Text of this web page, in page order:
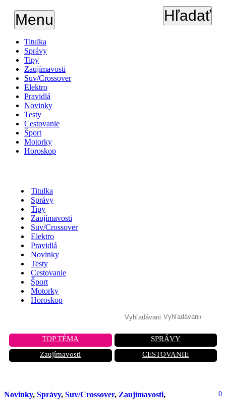
Menu Hľadať
Titulka
Správy
Tipy
Zaujímavosti
Suv/Crossover
Elektro
Pravidlá
Novinky
Testy
Cestovanie
Šport
Motorky
Horoskop
Titulka
Správy
Tipy
Zaujímavosti
Suv/Crossover
Elektro
Pravidlá
Novinky
Testy
Cestovanie
Šport
Motorky
Horoskop
TOP TÉMA
SPRÁVY
Zaujímavosti
CESTOVANIE
Novinky, Správy, Suv/Crossover, Zaujímavosti, 0